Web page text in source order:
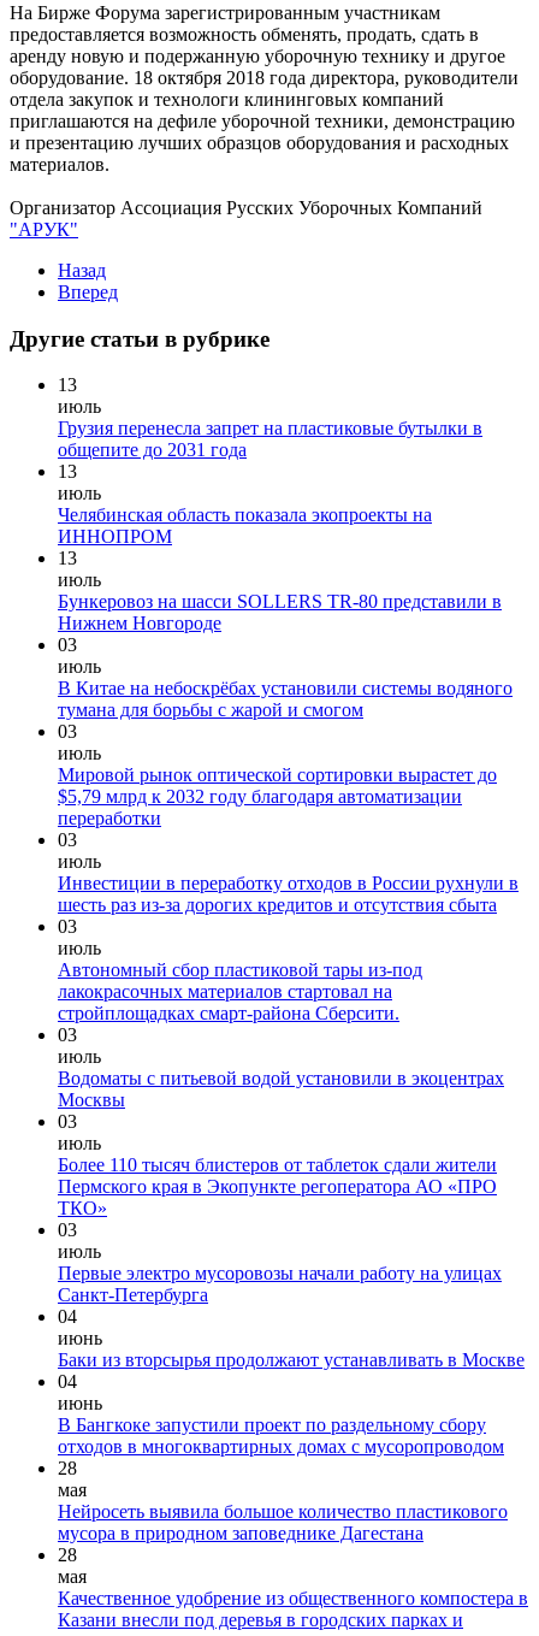
На Бирже Форума зарегистрированным участникам
предоставляется возможность обменять, продать, сдать в
аренду новую и подержанную уборочную технику и другое
оборудование. 18 октября 2018 года директора, руководители
отдела закупок и технологи клининговых компаний
приглашаются на дефиле уборочной техники, демонстрацию
и презентацию лучших образцов оборудования и расходных
материалов.
Организатор Ассоциация Русских Уборочных Компаний
"АРУК"
Назад
Вперед
Другие статьи в рубрике
13
июль
Грузия перенесла запрет на пластиковые бутылки в
общепите до 2031 года
13
июль
Челябинская область показала экопроекты на
ИННОПРОМ
13
июль
Бункеровоз на шасси SOLLERS TR-80 представили в
Нижнем Новгороде
03
июль
В Китае на небоскрёбах установили системы водяного
тумана для борьбы с жарой и смогом
03
июль
Мировой рынок оптической сортировки вырастет до
$5,79 млрд к 2032 году благодаря автоматизации
переработки
03
июль
Инвестиции в переработку отходов в России рухнули в
шесть раз из-за дорогих кредитов и отсутствия сбыта
03
июль
Автономный сбор пластиковой тары из-под
лакокрасочных материалов стартовал на
стройплощадках смарт-района Сберсити.
03
июль
Водоматы с питьевой водой установили в экоцентрах
Москвы
03
июль
Более 110 тысяч блистеров от таблеток сдали жители
Пермского края в Экопункте регоператора АО «ПРО
ТКО»
03
июль
Первые электро мусоровозы начали работу на улицах
Санкт-Петербурга
04
июнь
Баки из вторсырья продолжают устанавливать в Москве
04
июнь
В Бангкоке запустили проект по раздельному сбору
отходов в многоквартирных домах с мусоропроводом
28
мая
Нейросеть выявила большое количество пластикового
мусора в природном заповеднике Дагестана
28
мая
Качественное удобрение из общественного компостера в
Казани внесли под деревья в городских парках и